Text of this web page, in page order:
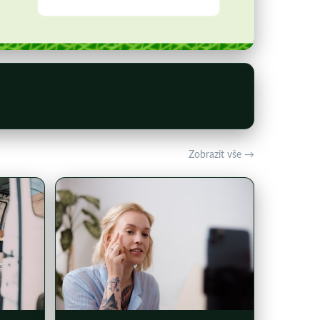
Zobrazit vše →